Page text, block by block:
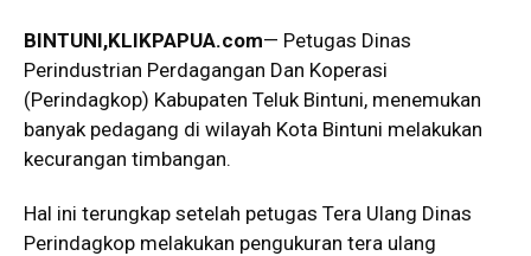
BINTUNI,KLIKPAPUA.com— Petugas Dinas
Perindustrian Perdagangan Dan Koperasi
(Perindagkop) Kabupaten Teluk Bintuni, menemukan
banyak pedagang di wilayah Kota Bintuni melakukan
kecurangan timbangan.
Hal ini terungkap setelah petugas Tera Ulang Dinas
Perindagkop melakukan pengukuran tera ulang